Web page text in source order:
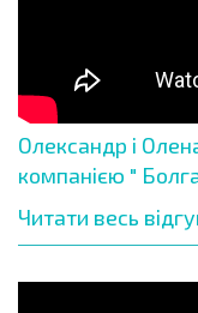
Олександр і
компанією "
Читати весь